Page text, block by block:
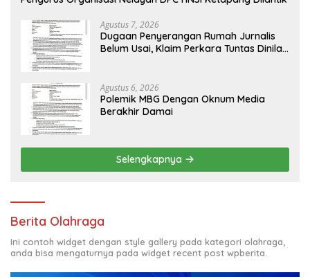
Agustus 7, 2026
Dugaan Penyerangan Rumah Jurnalis
Belum Usai, Klaim Perkara Tuntas Dinilai
Agustus 6, 2026
Polemik MBG Dengan Oknum Media
Berakhir Damai
Selengkapnya
Berita Olahraga
Ini contoh widget dengan style gallery pada kategori olahraga,
anda bisa mengaturnya pada widget recent post wpberita.